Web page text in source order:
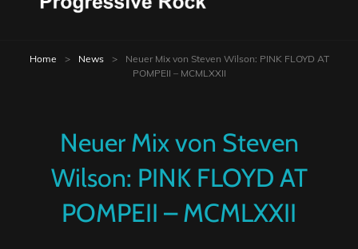
Home > News >
Neuer Mix von Steven Wilson: PINK FLOYD AT
POMPEII – MCMLXXII
Neuer Mix von Steven
Wilson: PINK FLOYD AT
POMPEII – MCMLXXII